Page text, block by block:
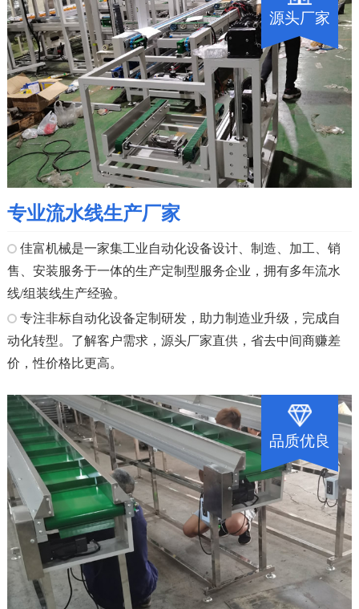
源头厂家
专业流水线生产厂家
佳富机械是一家集工业自动化设备设计、制造、加工、销
售、安装服务于一体的生产定制型服务企业，拥有多年流水
线/组装线生产经验。
专注非标自动化设备定制研发，助力制造业升级，完成自
动化转型。了解客户需求，源头厂家直供，省去中间商赚差
价，性价格比更高。
品质优良